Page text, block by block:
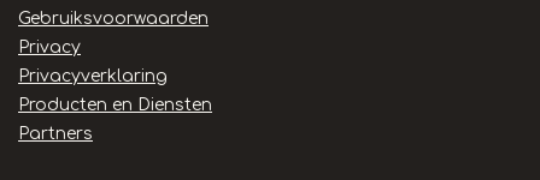
links
Gebruiksvoorwaarden
Privacy
Privacyverklaring
Producten en Diensten
Partners